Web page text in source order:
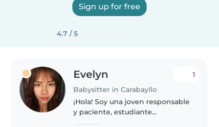
Sign up for free
4.7 / 5
Evelyn
Babysitter in Carabayllo
1
¡Hola! Soy una joven responsable
y paciente, estudiante